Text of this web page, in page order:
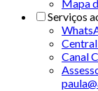
Mapa
Serviços
Canal